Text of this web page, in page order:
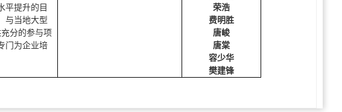
平提升的目
与当地大型
分的参与项
门为企业培
荣浩
费明胜
唐峻
唐棠
容少华
樊建锋